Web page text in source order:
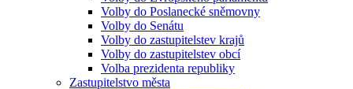
Volby do Poslanecké sněmovny
Volby do Senátu
Volby do zastupitelstev krajů
Volby do zastupitelstev obcí
Volba prezidenta republiky
Zastupitelstvo města